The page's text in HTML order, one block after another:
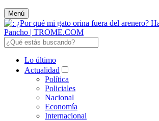
Menú
Lo último
Actualidad
Política
Policiales
Nacional
Economía
Internacional